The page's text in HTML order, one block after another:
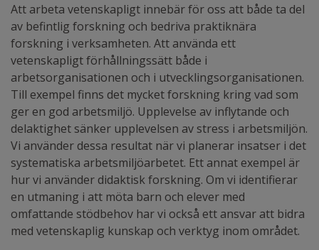
Att arbeta vetenskapligt innebär för oss att både ta del
av befintlig forskning och bedriva praktiknära
forskning i verksamheten. Att använda ett
vetenskapligt förhållningssätt både i
arbetsorganisationen och i utvecklingsorganisationen.
Till exempel finns det mycket forskning kring vad som
ger en god arbetsmiljö. Upplevelse av inflytande och
delaktighet sänker upplevelsen av stress i arbetsmiljön.
Vi använder dessa resultat när vi planerar insatser i det
systematiska arbetsmiljöarbetet. Ett annat exempel är
hur vi använder didaktisk forskning. Om vi identifierar
en utmaning i att möta barn och elever med
omfattande stödbehov har vi också ett ansvar att bidra
med vetenskaplig kunskap och verktyg inom området.